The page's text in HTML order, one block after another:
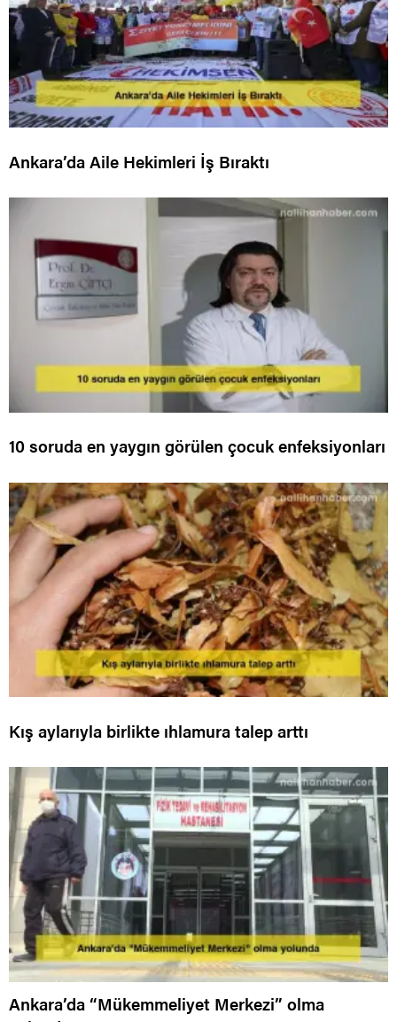
Ankara’da Aile Hekimleri İş Bıraktı
10 soruda en yaygın görülen çocuk enfeksiyonları
Kış aylarıyla birlikte ıhlamura talep arttı
Ankara’da “Mükemmeliyet Merkezi” olma